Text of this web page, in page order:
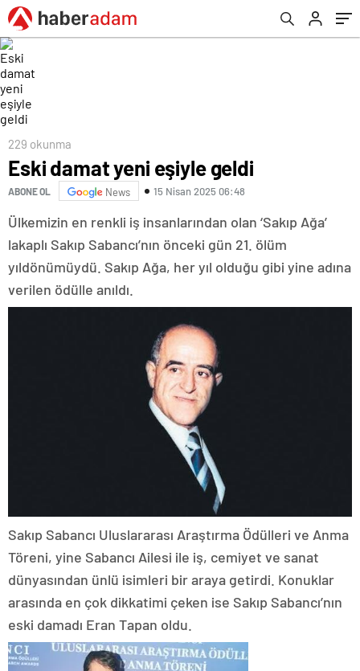
229 okunma
Eski damat yeni eşiyle geldi
ABONE OL News 15 Nisan 2025 06:48
Ülkemizin en renkli iş insanlarından olan ‘Sakıp Ağa’
lakaplı Sakıp Sabancı’nın önceki gün 21. ölüm
yıldönümüydü. Sakıp Ağa, her yıl olduğu gibi yine adına
verilen ödülle anıldı.
Sakıp Sabancı Uluslararası Araştırma Ödülleri ve Anma
Töreni, yine Sabancı Ailesi ile iş, cemiyet ve sanat
dünyasından ünlü isimleri bir araya getirdi. Konuklar
arasında en çok dikkatimi çeken ise Sakıp Sabancı’nın
eski damadı Eran Tapan oldu.